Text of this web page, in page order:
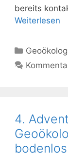
bereits
Weiterlesen
Kategorien
4. Advent